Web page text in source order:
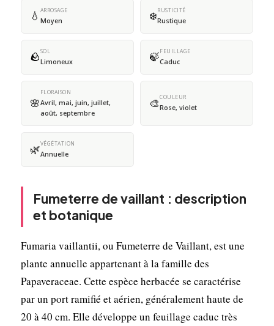
💧 ARROSAGE
Moyen ❄️RUSTICITÉ
Rustique
🪨SOL
Limoneux 🍃FEUILLAGE
Caduc
🌸
FLORAISON
Avril, mai, juin, juillet,
août, septembre
🎨COULEUR
Rose, violet
🌿VÉGÉTATION
Annuelle
Fumeterre de vaillant : description
et botanique
Fumaria vaillantii, ou Fumeterre de Vaillant, est une
plante annuelle appartenant à la famille des
Papaveraceae. Cette espèce herbacée se caractérise
par un port ramifié et aérien, généralement haute de
20 à 40 cm. Elle développe un feuillage caduc très